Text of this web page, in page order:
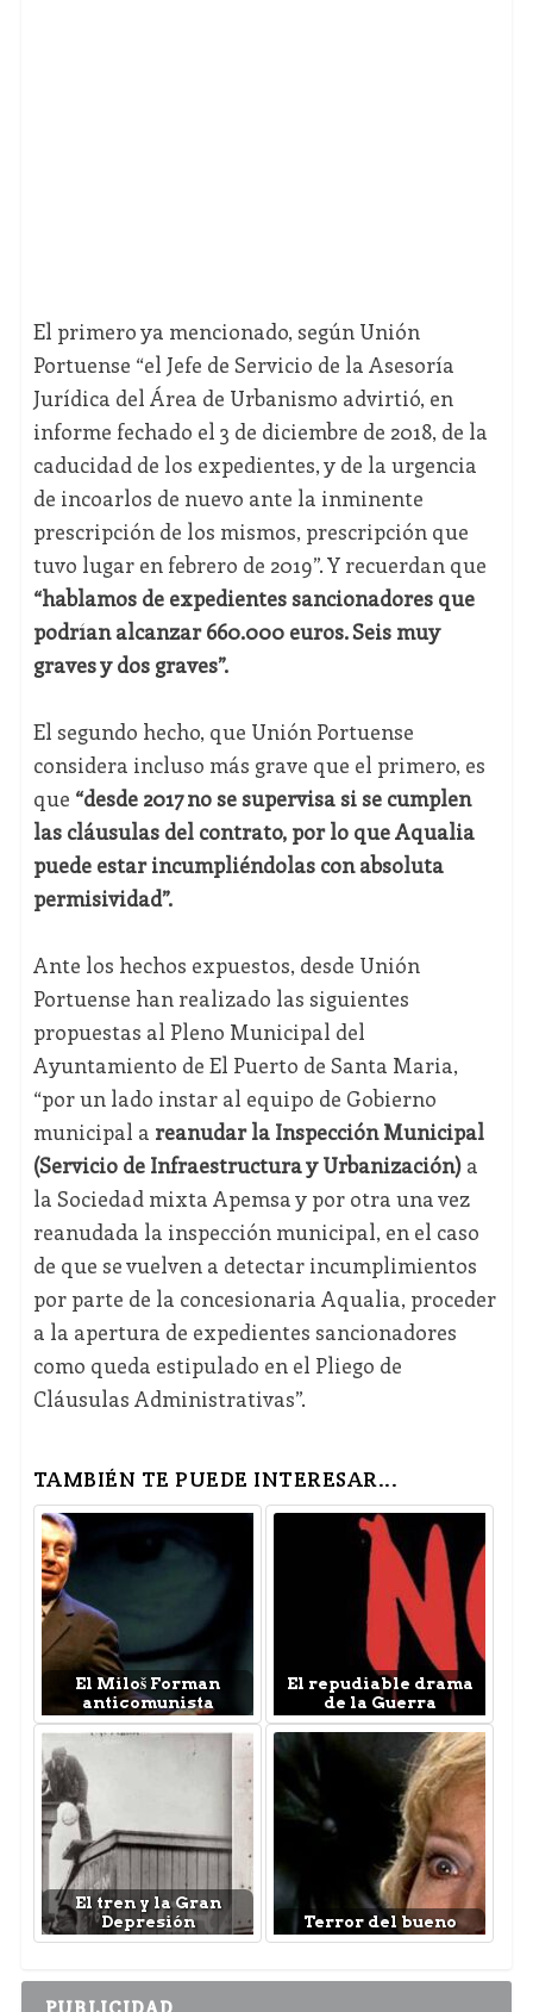
El primero ya mencionado, según Unión
Portuense “el Jefe de Servicio de la Asesoría
Jurídica del Área de Urbanismo advirtió, en
informe fechado el 3 de diciembre de 2018, de la
caducidad de los expedientes, y de la urgencia
de incoarlos de nuevo ante la inminente
prescripción de los mismos, prescripción que
tuvo lugar en febrero de 2019”. Y recuerdan que
“hablamos de expedientes sancionadores que
podrían alcanzar 660.000 euros. Seis muy
graves y dos graves”.
El segundo hecho, que Unión Portuense
considera incluso más grave que el primero, es
que “desde 2017 no se supervisa si se cumplen
las cláusulas del contrato, por lo que Aqualia
puede estar incumpliéndolas con absoluta
permisividad”.
Ante los hechos expuestos, desde Unión
Portuense han realizado las siguientes
propuestas al Pleno Municipal del
Ayuntamiento de El Puerto de Santa Maria,
“por un lado instar al equipo de Gobierno
municipal a reanudar la Inspección Municipal
(Servicio de Infraestructura y Urbanización)a
la Sociedad mixta Apemsa y por otra una vez
reanudada la inspección municipal, en el caso
de que se vuelven a detectar incumplimientos
por parte de la concesionaria Aqualia, proceder
a la apertura de expedientes sancionadores
como queda estipulado en el Pliego de
Cláusulas Administrativas”.
TAMBIÉN TE PUEDE INTERESAR...
El Miloš Forman
anticomunista
El repudiable drama
de la Guerra
El tren y la Gran
Depresión
Terror del bueno